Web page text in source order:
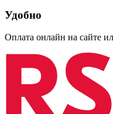
Удобно
Оплата онлайн на сайте